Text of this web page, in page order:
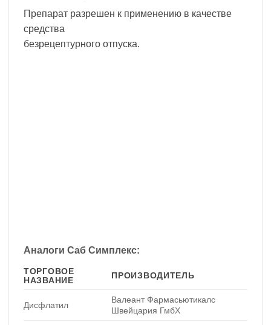
Препарат разрешен к применению в качестве
средства
безрецептурного отпуска.
Аналоги Саб Симплекс:
ТОРГОВОЕ
НАЗВАНИЕ
ПРОИЗВОДИТЕЛЬ
Дисфлатил
Валеант Фармасьютикалс
Швейцария ГмбХ